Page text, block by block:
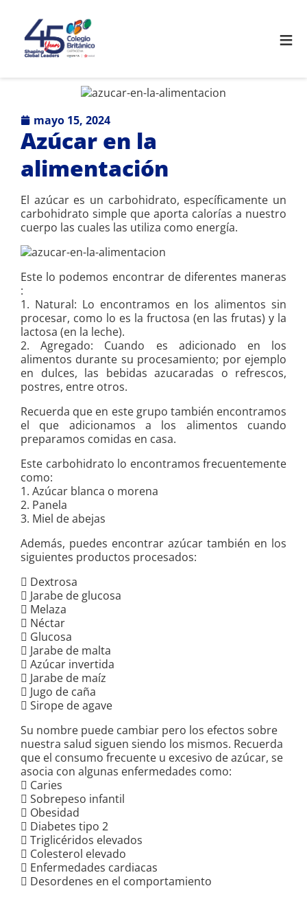
≡
mayo 15, 2024
Azúcar en la
alimentación
El azúcar es un carbohidrato, específicamente un
carbohidrato simple que aporta calorías a nuestro
cuerpo las cuales las utiliza como energía.
Este lo podemos encontrar de diferentes maneras
:
1. Natural: Lo encontramos en los alimentos sin
procesar, como lo es la fructosa (en las frutas) y la
lactosa (en la leche).
2. Agregado: Cuando es adicionado en los
alimentos durante su procesamiento; por ejemplo
en dulces, las bebidas azucaradas o refrescos,
postres, entre otros.
Recuerda que en este grupo también encontramos
el que adicionamos a los alimentos cuando
preparamos comidas en casa.
Este carbohidrato lo encontramos frecuentemente
como:
1. Azúcar blanca o morena
2. Panela
3. Miel de abejas
Además, puedes encontrar azúcar también en los
siguientes productos procesados:
 Dextrosa
 Jarabe de glucosa
 Melaza
 Néctar
 Glucosa
 Jarabe de malta
 Azúcar invertida
 Jarabe de maíz
 Jugo de caña
 Sirope de agave
Su nombre puede cambiar pero los efectos sobre
nuestra salud siguen siendo los mismos. Recuerda
que el consumo frecuente u excesivo de azúcar, se
asocia con algunas enfermedades como:
 Caries
 Sobrepeso infantil
 Obesidad
 Diabetes tipo 2
 Triglicéridos elevados
 Colesterol elevado
 Enfermedades cardiacas
 Desordenes en el comportamiento